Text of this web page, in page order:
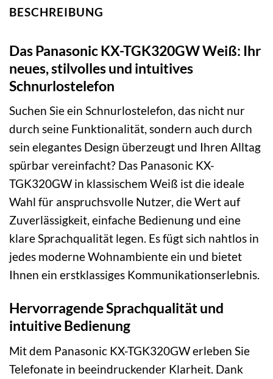
BESCHREIBUNG
Das Panasonic KX-TGK320GW Weiß: Ihr
neues, stilvolles und intuitives
Schnurlostelefon
Suchen Sie ein Schnurlostelefon, das nicht nur
durch seine Funktionalität, sondern auch durch
sein elegantes Design überzeugt und Ihren Alltag
spürbar vereinfacht? Das Panasonic KX-
TGK320GW in klassischem Weiß ist die ideale
Wahl für anspruchsvolle Nutzer, die Wert auf
Zuverlässigkeit, einfache Bedienung und eine
klare Sprachqualität legen. Es fügt sich nahtlos in
jedes moderne Wohnambiente ein und bietet
Ihnen ein erstklassiges Kommunikationserlebnis.
Hervorragende Sprachqualität und
intuitive Bedienung
Mit dem Panasonic KX-TGK320GW erleben Sie
Telefonate in beeindruckender Klarheit. Dank